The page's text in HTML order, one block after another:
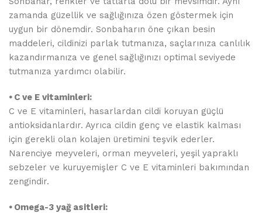
zamanda güzellik ve sağlığınıza özen göstermek için
uygun bir dönemdir. Sonbaharın öne çıkan besin
maddeleri, cildinizi parlak tutmanıza, saçlarınıza canlılık
kazandırmanıza ve genel sağlığınızı optimal seviyede
tutmanıza yardımcı olabilir.
⦁ C ve E vitaminleri:
C ve E vitaminleri, hasarlardan cildi koruyan güçlü
antioksidanlardır. Ayrıca cildin genç ve elastik kalması
için gerekli olan kolajen üretimini teşvik ederler.
Narenciye meyveleri, orman meyveleri, yeşil yapraklı
sebzeler ve kuruyemişler C ve E vitaminleri bakımından
zengindir.
⦁ Omega-3 yağ asitleri: